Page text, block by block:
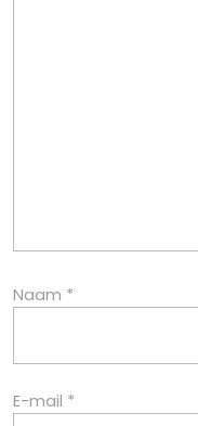
Naam *
E-mail *